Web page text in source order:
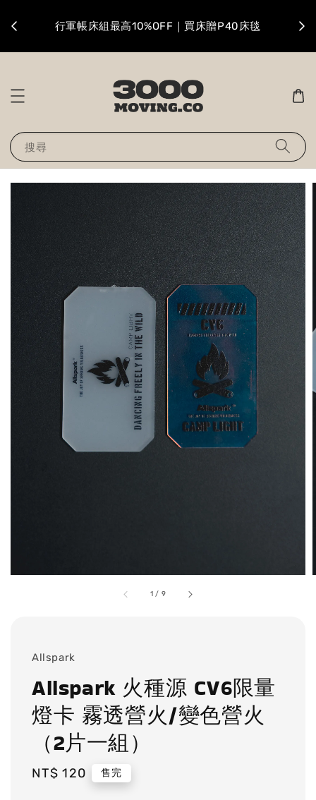
行軍帳床組最高10%OFF｜買床贈P40床毯
搜尋
1 / 9
Allspark
Allspark 火種源 CV6限量
燈卡 霧透營火/變色營火
（2片一組）
Regular
NT$ 120 售完